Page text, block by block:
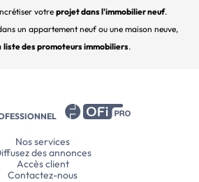
votre projet dans l'immobilier neuf.
un appartement neuf ou une maison neuve,
liste des promoteurs immobiliers.
Nos services
des annonces
Accès client
Contactez-nous